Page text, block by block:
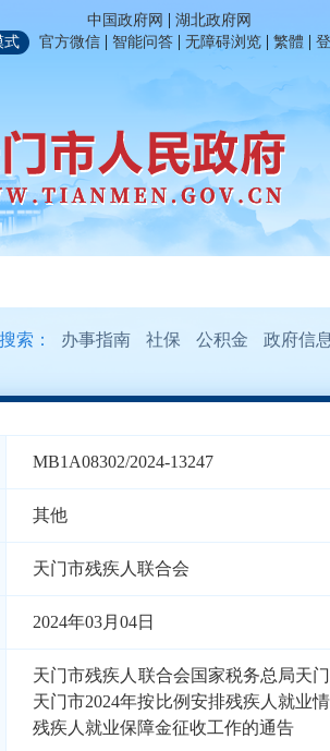
中国政府网 | 湖北政府网
式
官方微信 | 智能问答 | 无障碍浏览 | 繁體 |
索： 办事指南 社保 公积金 政府信
MB1A08302/2024-13247
其他
天门市残疾人联合会
2024年03月04日
天门市残疾人联合会国家税务总局天
天门市2024年按比例安排残疾人就业
残疾人就业保障金征收工作的通告